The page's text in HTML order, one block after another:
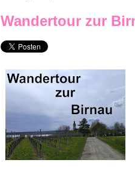
Wandertour zur